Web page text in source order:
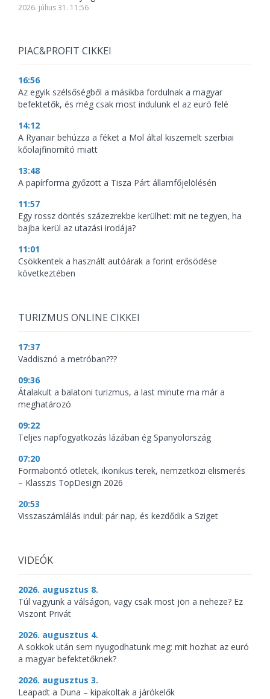
2026. július 31. 11:56
PIAC&PROFIT CIKKEI
16:56
Az egyik szélsőségből a másikba fordulnak a magyar
befektetők, és még csak most indulunk el az euró felé
14:12
A Ryanair behúzza a féket a Mol által kiszemelt szerbiai
kőolajfinomító miatt
13:48
A papírforma győzött a Tisza Párt államfőjelölésén
11:57
Egy rossz döntés százezrekbe kerülhet: mit ne tegyen, ha
bajba kerül az utazási irodája?
11:01
Csökkentek a használt autóárak a forint erősödése
következtében
TURIZMUS ONLINE CIKKEI
17:37
Vaddisznó a metróban???
09:36
Átalakult a balatoni turizmus, a last minute ma már a
meghatározó
09:22
Teljes napfogyatkozás lázában ég Spanyolország
07:20
Formabontó ötletek, ikonikus terek, nemzetközi elismerés
– Klasszis TopDesign 2026
20:53
Visszaszámlálás indul: pár nap, és kezdődik a Sziget
VIDEÓK
2026. augusztus 8.
Túl vagyunk a válságon, vagy csak most jön a neheze? Ez
Viszont Privát
2026. augusztus 4.
A sokkok után sem nyugodhatunk meg: mit hozhat az euró
a magyar befektetőknek?
2026. augusztus 3.
Leapadt a Duna – kipakoltak a járókelők